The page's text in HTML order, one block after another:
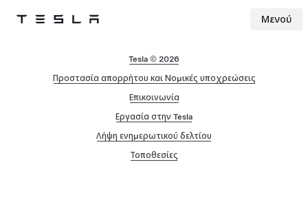
Tesla Μενού
Tesla © 2026
Προστασία απορρήτου και Νομικές υποχρεώσεις
Επικοινωνία
Εργασία στην Tesla
Λήψη ενημερωτικού δελτίου
Τοποθεσίες